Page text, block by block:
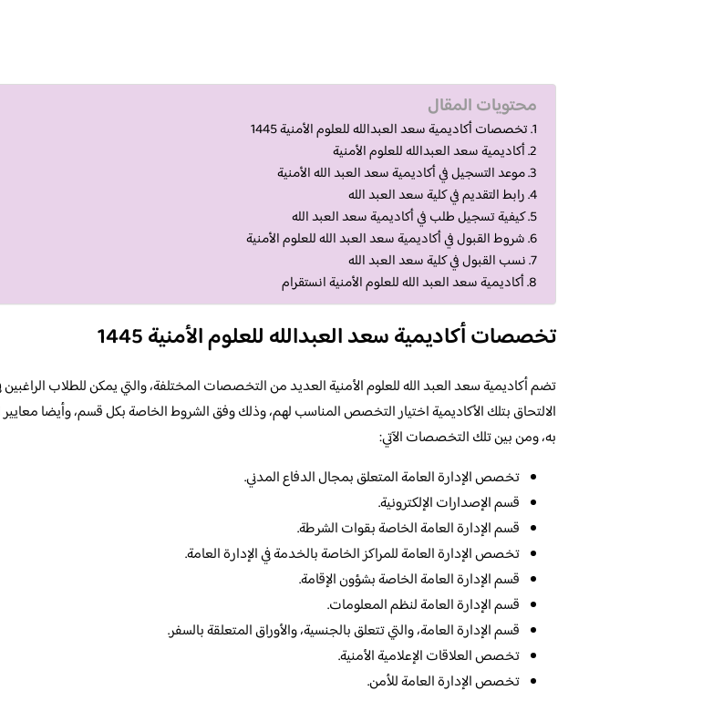
محتويات المقال
تخصصات أكاديمية سعد العبدالله للعلوم الأمنية 1445
أكاديمية سعد العبدالله للعلوم الأمنية
موعد التسجيل في أكاديمية سعد العبد الله الأمنية
رابط التقديم في كلية سعد العبد الله
كيفية تسجيل طلب في أكاديمية سعد العبد الله
شروط القبول في أكاديمية سعد العبد الله للعلوم الأمنية
نسب القبول في كلية سعد العبد الله
أكاديمية سعد العبد الله للعلوم الأمنية انستقرام
تخصصات أكاديمية سعد العبدالله للعلوم الأمنية 1445
تضم أكاديمية سعد العبد الله للعلوم الأمنية العديد من التخصصات المختلفة، والتي يمكن للطلاب الراغبين
الالتحاق بتلك الأكاديمية اختيار التخصص المناسب لهم، وذلك وفق الشروط الخاصة بكل قسم، وأيضا معايير
به، ومن بين تلك التخصصات الآتي:
تخصص الإدارة العامة المتعلق بمجال الدفاع المدني.
قسم الإصدارات الإلكترونية.
قسم الإدارة العامة الخاصة بقوات الشرطة.
تخصص الإدارة العامة للمراكز الخاصة بالخدمة في الإدارة العامة.
قسم الإدارة العامة الخاصة بشؤون الإقامة.
قسم الإدارة العامة لنظم المعلومات.
قسم الإدارة العامة، والتي تتعلق بالجنسية، والأوراق المتعلقة بالسفر.
تخصص العلاقات الإعلامية الأمنية.
تخصص الإدارة العامة للأمن.